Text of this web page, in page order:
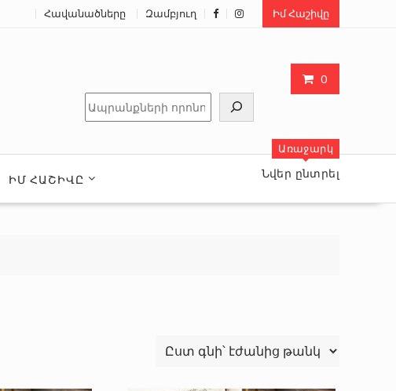
Հավանածները Զամբյուղ Իմ Հաշիվը
0
Որոնել
ԻՄ ՀԱՇԻՎԸ
Առաջարկ
Նվեր ընտրել